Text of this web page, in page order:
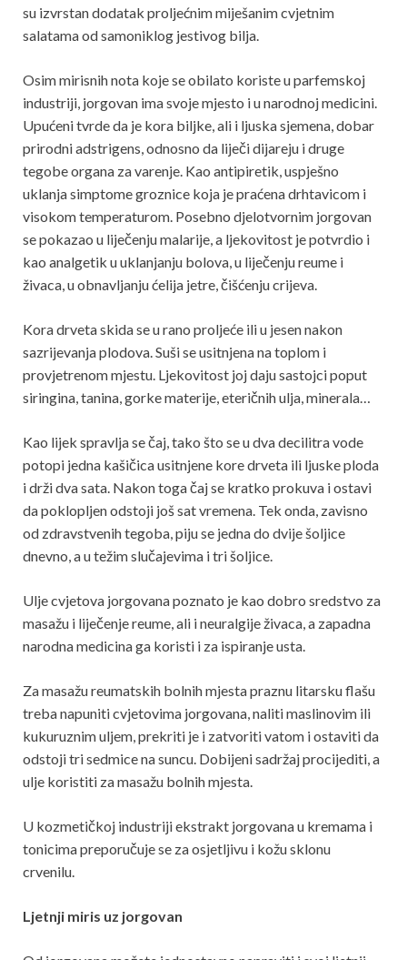
su izvrstan dodatak proljećnim miješanim cvjetnim
salatama od samoniklog jestivog bilja.
Osim mirisnih nota koje se obilato koriste u parfemskoj
industriji, jorgovan ima svoje mjesto i u narodnoj medicini.
Upućeni tvrde da je kora biljke, ali i ljuska sjemena, dobar
prirodni adstrigens, odnosno da liječi dijareju i druge
tegobe organa za varenje. Kao antipiretik, uspješno
uklanja simptome groznice koja je praćena drhtavicom i
visokom temperaturom. Posebno djelotvornim jorgovan
se pokazao u liječenju malarije, a ljekovitost je potvrdio i
kao analgetik u uklanjanju bolova, u liječenju reume i
živaca, u obnavljanju ćelija jetre, čišćenju crijeva.
Kora drveta skida se u rano proljeće ili u jesen nakon
sazrijevanja plodova. Suši se usitnjena na toplom i
provjetrenom mjestu. Ljekovitost joj daju sastojci poput
siringina, tanina, gorke materije, eteričnih ulja, minerala…
Kao lijek spravlja se čaj, tako što se u dva decilitra vode
potopi jedna kašičica usitnjene kore drveta ili ljuske ploda
i drži dva sata. Nakon toga čaj se kratko prokuva i ostavi
da poklopljen odstoji još sat vremena. Tek onda, zavisno
od zdravstvenih tegoba, piju se jedna do dvije šoljice
dnevno, a u težim slučajevima i tri šoljice.
Ulje cvjetova jorgovana poznato je kao dobro sredstvo za
masažu i liječenje reume, ali i neuralgije živaca, a zapadna
narodna medicina ga koristi i za ispiranje usta.
Za masažu reumatskih bolnih mjesta praznu litarsku flašu
treba napuniti cvjetovima jorgovana, naliti maslinovim ili
kukuruznim uljem, prekriti je i zatvoriti vatom i ostaviti da
odstoji tri sedmice na suncu. Dobijeni sadržaj procijediti, a
ulje koristiti za masažu bolnih mjesta.
U kozmetičkoj industriji ekstrakt jorgovana u kremama i
tonicima preporučuje se za osjetljivu i kožu sklonu
crvenilu.
Ljetnji miris uz jorgovan